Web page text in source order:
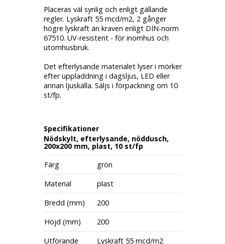
Placeras väl synlig och enligt gällande
regler. Lyskraft 55 mcd/m2, 2 gånger
högre lyskraft än kraven enligt DIN-norm
67510. UV-resistent - för inomhus och
utomhusbruk.
Det efterlysande materialet lyser i mörker
efter uppladdning i dagsljus, LED eller
annan ljuskälla. Säljs i förpackning om 10
st/fp.
Specifikationer
Nödskylt, efterlysande, nöddusch,
200x200 mm, plast, 10 st/fp
Färg
grön
Material
plast
Bredd (mm)
200
Höjd (mm)
200
Utförande
Lyskraft 55 mcd/m2